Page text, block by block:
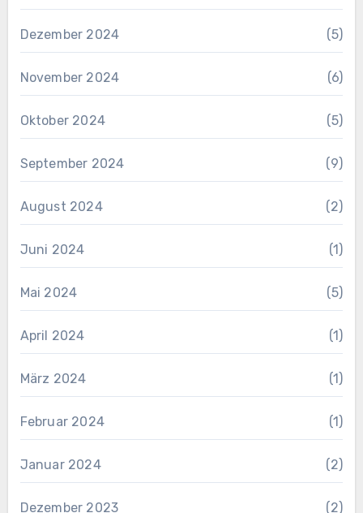
Dezember 2024 (5)
November 2024 (6)
Oktober 2024 (5)
September 2024 (9)
August 2024 (2)
Juni 2024 (1)
Mai 2024 (5)
April 2024 (1)
März 2024 (1)
Februar 2024 (1)
Januar 2024 (2)
Dezember 2023 (2)